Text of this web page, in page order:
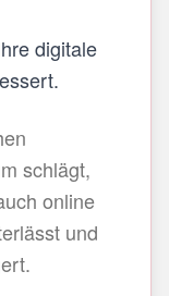
digitale
schlägt,
online
und